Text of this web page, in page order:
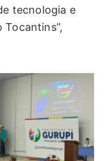
tecnologia e